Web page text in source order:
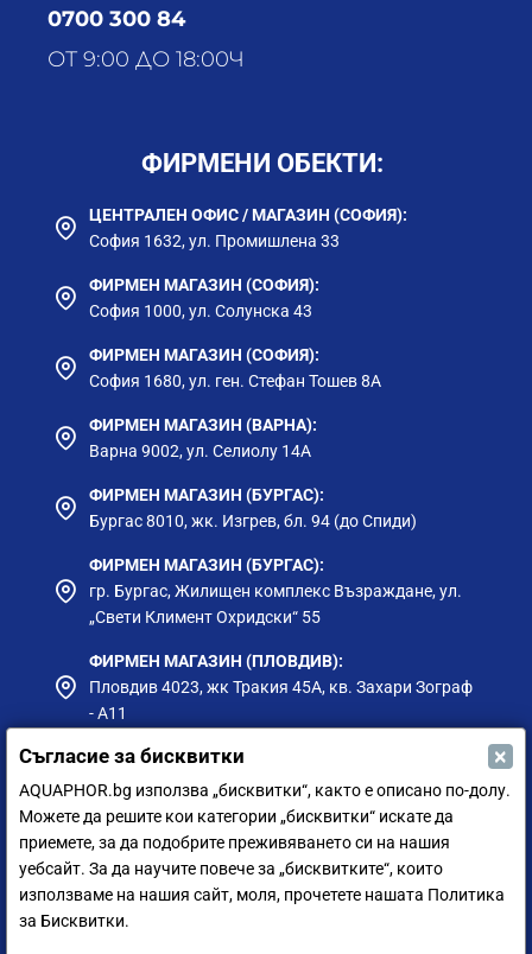
0700 300 84
ОТ 9:00 ДО 18:00Ч
ФИРМЕНИ ОБЕКТИ:
ЦЕНТРАЛЕН ОФИС / МАГАЗИН (СОФИЯ):
София 1632, ул. Промишлена 33
ФИРМЕН МАГАЗИН (СОФИЯ):
София 1000, ул. Солунска 43
ФИРМЕН МАГАЗИН (СОФИЯ):
София 1680, ул. ген. Стефан Тошев 8А
ФИРМЕН МАГАЗИН (ВАРНА):
Варна 9002, ул. Селиолу 14А
ФИРМЕН МАГАЗИН (БУРГАС):
Бургас 8010, жк. Изгрев, бл. 94 (до Спиди)
ФИРМЕН МАГАЗИН (БУРГАС):
гр. Бургас, Жилищен комплекс Възраждане, ул.
„Свети Климент Охридски“ 55
ФИРМЕН МАГАЗИН (ПЛОВДИВ):
Пловдив 4023, жк Тракия 45А, кв. Захари Зограф
- А11
ФИРМЕН МАГАЗИН (РУСЕ):
гр. Русе, ул. Борисова 73, до Приста Ойл
ФИРМЕН МАГАЗИН (СИЛИСТРА):
гр. Силистра, ул. Петър Мутафчиев 75
ЦЕНТРАЛЕН СКЛАД (СОФИЯ):
София 1528, ул. Мюнхен 14
Съгласие за бисквитки ×
AQUAPHOR.bg използва „бисквитки“, както е описано по-долу.
Можете да решите кои категории „бисквитки“ искате да
приемете, за да подобрите преживяването си на нашия
уебсайт. За да научите повече за „бисквитките“, които
използваме на нашия сайт, моля, прочетете нашата Политика
за Бисквитки.